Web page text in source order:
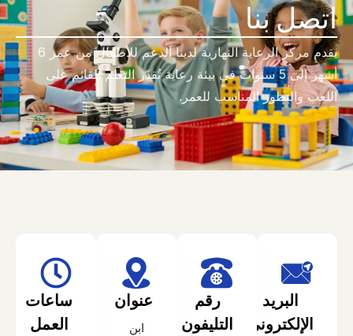
اتصل بنا
يقدم مركز الرعاية النهارية لدينا الدعم للأطفال من عمر 6
أشهر إلى 5 سنوات في بيئة رعاية تُقدّر التعلم القائم على
اللعب والتطور المناسب للعمر.
البريد
الإلكتروني
رقم
التليفون
عنوان
ابن
ساعات
العمل